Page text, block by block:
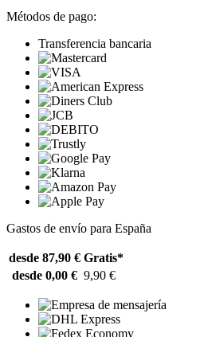
Métodos de pago:
Transferencia bancaria
Gastos de envío para España
desde 87,90 € Gratis*
desde 0,00 € 9,90 €